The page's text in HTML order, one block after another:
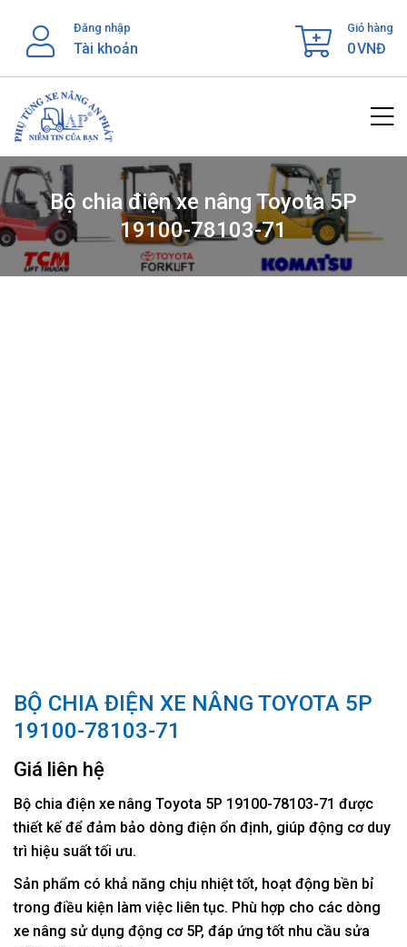
content
Đăng nhập
Tài khoản
Giỏ hàng
0VNĐ
Bộ chia điện xe nâng Toyota 5P
19100-78103-71
BỘ CHIA ĐIỆN XE NÂNG TOYOTA 5P
19100-78103-71
Giá liên hệ
Bộ chia điện xe nâng Toyota 5P 19100-78103-71 được
thiết kế để đảm bảo dòng điện ổn định, giúp động cơ duy
trì hiệu suất tối ưu.
Sản phẩm có khả năng chịu nhiệt tốt, hoạt động bền bỉ
trong điều kiện làm việc liên tục. Phù hợp cho các dòng
xe nâng sử dụng động cơ 5P, đáp ứng tốt nhu cầu sửa